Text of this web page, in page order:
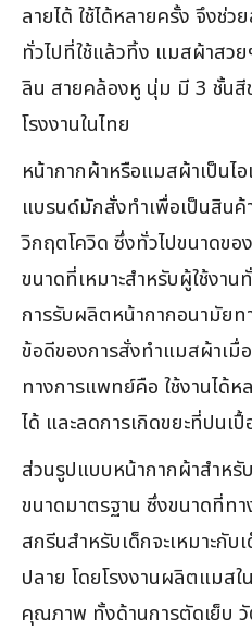
ลายได้ ใช้ได้หลายครั้ง จึงช่ว
ทั่วไปที่ใช้แล้วทิ้ง แมสผ้าส
ลิน สายคล้องหู นุ่ม มี 3 ชั้น
โรงงานในไทย
หน้ากากผ้าหรือแมสผ้าเป็นไ
แบรนด์มักสั่งทำเพื่อเป็นสินค้
วิกฤตโควิด ซึ่งทั่วไปขนาดข
ขนาดที่เหมาะสำหรับผู้ใช้งา
การรับผลิตหน้ากากอนามัย
ข้อดีของการสั่งทำแมสผ้าเมื่
ทางการแพทย์คือ ใช้งานได้
ได้ และลดการเกิดขยะที่ปนเ
ส่วนรูปแบบหน้ากากผ้าสำหรั
ขนาดมาตรฐาน ซึ่งขนาดที่ท
สกรีนสำหรับเด็กจะเหมาะกั
ปลาย โดยโรงงานผลิตแมส
คุณภาพ ทั้งด้านการตัดเย็บ